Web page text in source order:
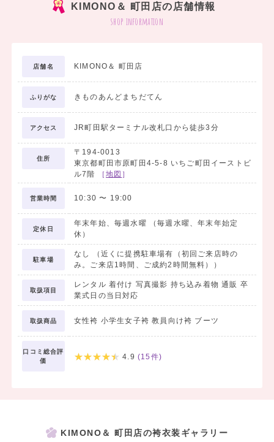
KIMONO＆ 町田店の店舗情報
shop information
店舗名 KIMONO＆ 町田店
ふりがな きものあんどまちだてん
アクセス JR町田駅ターミナル改札口から徒歩3分
住所
〒194-0013
東京都町田市原町田4-5-8 いちご町田イーストビ
ル7階
［ 地図 ］
営業時間 10:30 〜 19:00
定休日
年末年始、毎週水曜 （毎週水曜、年末年始定
休）
駐車場
なし （近くに提携駐車場有（初回ご来店時の
み。ご来店1時間、ご成約2時間無料））
取扱項目
レンタル 着付け 写真撮影 持ち込み着物 通販 卒
業式日の当日対応
取扱商品 女性袴 小学生女子袴 教員向け袴 ブーツ
口コミ総合評
価
4.9 (15 件)
KIMONO＆ 町田店の袴衣装ギャラリー